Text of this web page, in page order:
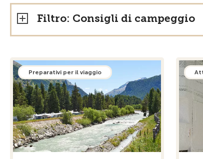
Filtro: Consigli di campeggio
Preparativi per il viaggio